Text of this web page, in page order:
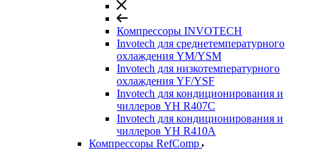
Компрессоры INVOTECH
Invotech для среднетемпературного
охлаждения YM/YSM
Invotech для низкотемпературного
охлаждения YF/YSF
Invotech для кондиционирования и
чиллеров YH R407C
Invotech для кондиционирования и
чиллеров YH R410A
Компрессоры RefComp